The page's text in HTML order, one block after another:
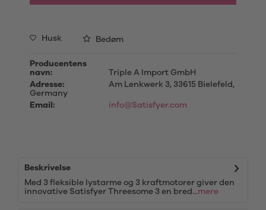
Husk Bedøm
Producentens
navn:
Triple A Import GmbH
Adresse:
Am Lenkwerk 3, 33615 Bielefeld,
Germany
Email:
info@Satisfyer.com
Beskrivelse
Med 3 fleksible lystarme og 3 kraftmotorer giver den
innovative Satisfyer Threesome 3 en bred...mere